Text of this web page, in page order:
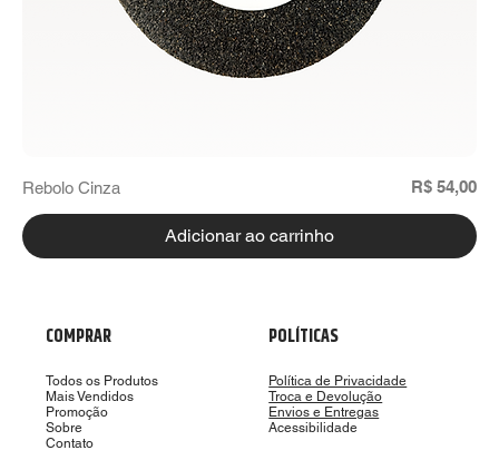
Rebolo Cinza Preço
R$ 54,00
Adicionar ao carrinho
COMPRAR
Todos os Produtos
Mais Vendidos
Promoção
Sobre
Contato
POLÍTICAS
Política de Privacidade
Troca e Devolução
Envios e Entregas
Acessibilidade